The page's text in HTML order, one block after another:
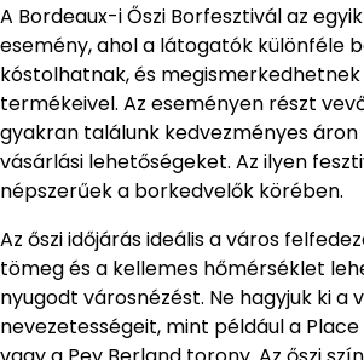
A Bordeaux-i Őszi Borfesztivál az
esemény, ahol a látogatók különféle
kóstolhatnak, és
termékeivel. Az eseményen részt
gyakran találunk kedvezményes
vásárlási lehetőségeket. Az ilyen
népszerűek a borkedvelők körében.
Az őszi időjárás ideális a város
tömeg és a kellemes hőmérséklet
nyugodt városnézést. Ne hagyjuk ki a
nevezetességeit, mint például a